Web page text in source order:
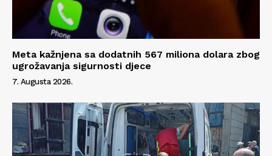
Meta kažnjena sa dodatnih 567 miliona dolara zbog
ugrožavanja sigurnosti djece
7. Augusta 2026.